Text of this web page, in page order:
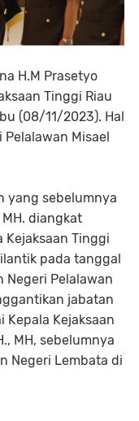
H.M Prasetyo
Tinggi Riau
(08/11/2023). Hal
Misael
yang sebelumnya
diangkat
Kejaksaan Tinggi
pada tanggal
Negeri Pelalawan
jabatan
Kepala Kejaksaan
MH, sebelumnya
Negeri Lembata di